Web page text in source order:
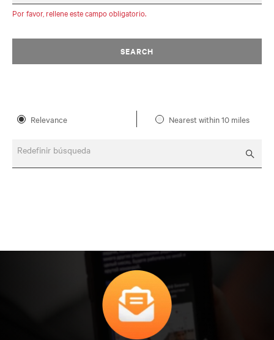
Por favor, rellene este campo obligatorio.
SEARCH
Relevance Nearest within 10 miles
Redefinir búsqueda